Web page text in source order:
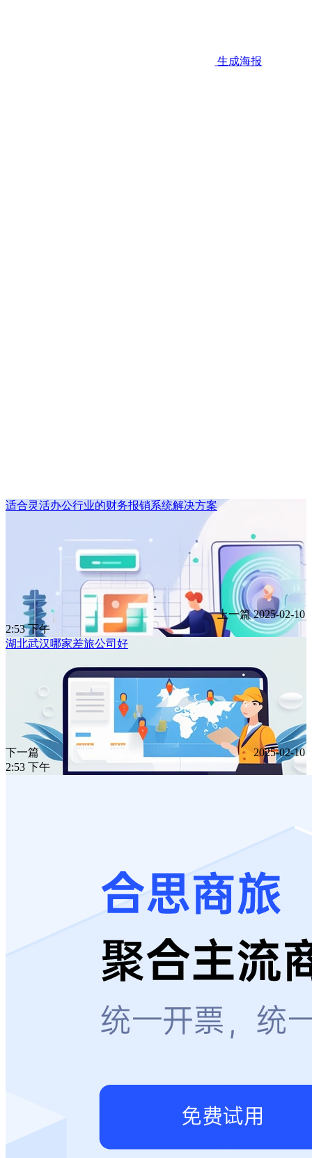
生成海报
适合灵活办公行业的财务报销系统解决方案
上一篇 2025-02-10
2:53 下午
湖北武汉哪家差旅公司好
下一篇
2025-02-10
2:53 下午